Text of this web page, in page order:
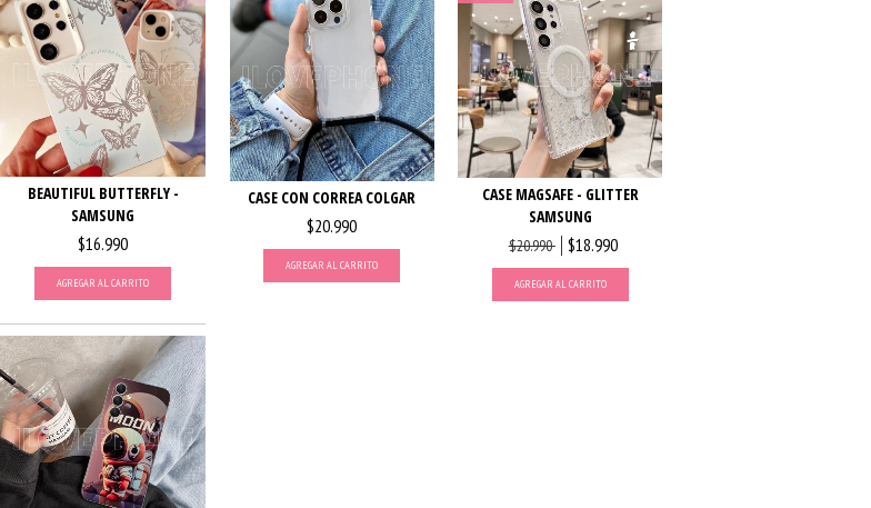
BEAUTIFUL BUTTERFLY -
SAMSUNG
$16.990
AGREGAR AL CARRITO
CASE CON CORREA COLGAR
$20.990
AGREGAR AL CARRITO
CASE MAGSAFE - GLITTER
SAMSUNG
$20.990 $18.990
AGREGAR AL CARRITO